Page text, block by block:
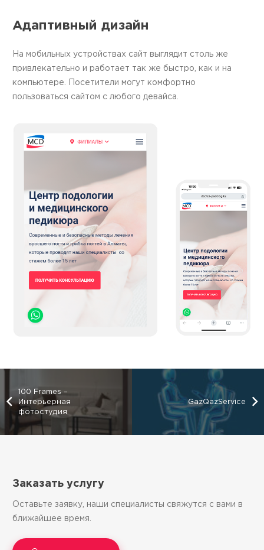
Адаптивный дизайн
На мобильных устройствах сайт выглядит столь же
привлекательно и работает так же быстро, как и на
компьютере. Посетители могут комфортно
пользоваться сайтом с любого девайса.
100 Frames –
Интерьерная
фотостудия
GazQazService
Заказать услугу
Оставьте заявку, наши специалисты свяжутся с вами в
ближайшее время.